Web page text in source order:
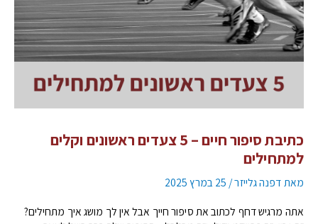
כתיבת סיפור חיים – 5 צעדים ראשונים וקלים
למתחילים
מאת דפנה גלייזר/ 25 במרץ 2025
אתה מרגיש דחף לכתוב את סיפור חייך אבל אין לך מושג איך מתחילים?